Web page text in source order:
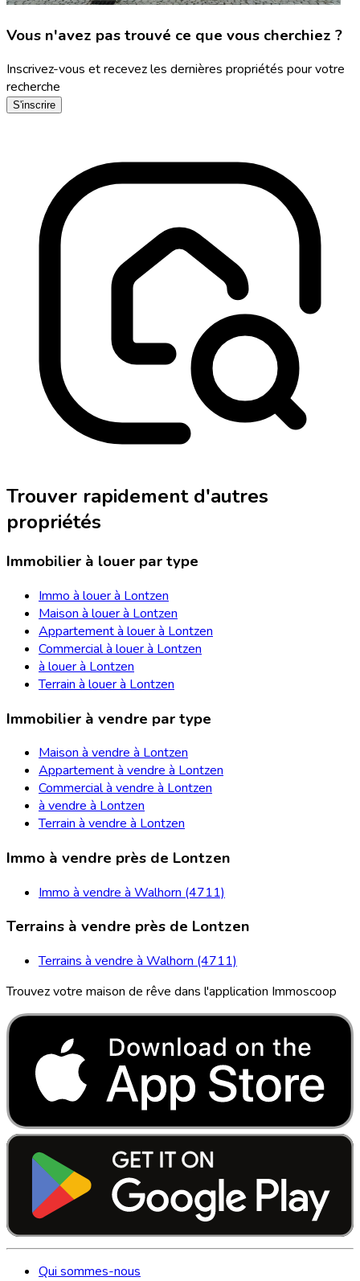
Vous n'avez pas trouvé ce que vous cherchiez ?
Inscrivez-vous et recevez les dernières propriétés pour votre
recherche
S'inscrire
Trouver rapidement d'autres
propriétés
Immobilier à louer par type
Immo à louer à Lontzen
Maison à louer à Lontzen
Appartement à louer à Lontzen
Commercial à louer à Lontzen
à louer à Lontzen
Terrain à louer à Lontzen
Immobilier à vendre par type
Maison à vendre à Lontzen
Appartement à vendre à Lontzen
Commercial à vendre à Lontzen
à vendre à Lontzen
Terrain à vendre à Lontzen
Immo à vendre près de Lontzen
Immo à vendre à Walhorn (4711)
Terrains à vendre près de Lontzen
Terrains à vendre à Walhorn (4711)
Trouvez votre maison de rêve dans l'application Immoscoop
Qui sommes-nous